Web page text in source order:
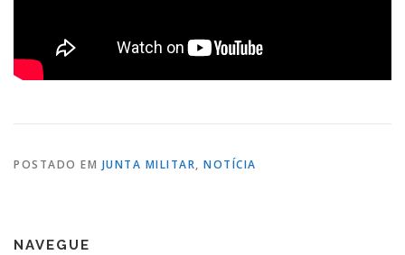
POSTADO EM JUNTA MILITAR, NOTÍCIA
NAVEGUE